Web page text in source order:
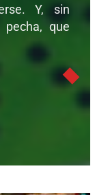
Y, sin
que